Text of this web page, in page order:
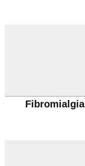
Fibromialgia